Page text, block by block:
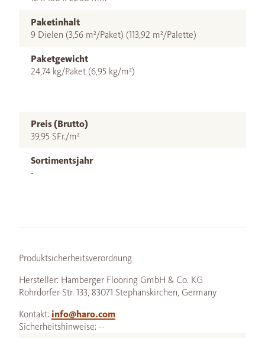
Paketinhalt
9 Dielen (3,56 m²/Paket) (113,92 m²/Palette)
Paketgewicht
24,74 kg/Paket (6,95 kg/m²)
Preis (Brutto)
39,95 SFr./m²
Sortimentsjahr
-
Produktsicherheitsverordnung
Hersteller: Hamberger Flooring GmbH & Co. KG
Rohrdorfer Str. 133, 83071 Stephanskirchen, Germany
Kontakt: info@haro.com
Sicherheitshinweise: --